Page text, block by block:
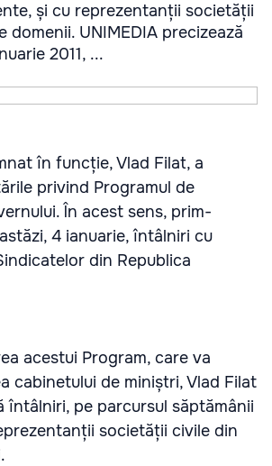
și cu reprezentanții societății
domenii. UNIMEDIA precizează
2011, ...
în funcție, Vlad Filat, a
privind Programul de
În acest sens, prim-
4 ianuarie, întâlniri cu
din Republica
acestui Program, care va
cabinetului de miniștri, Vlad Filat
întâlniri, pe parcursul săptămânii
societății civile din